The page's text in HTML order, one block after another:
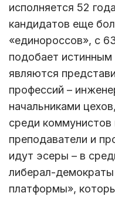
исполняется 52
кандидатов еще
«единороссов», с
подобает истинным
являются
профессий –
начальниками
среди коммунистов
преподаватели и
идут эсеры – в
либерал-
платформы»,